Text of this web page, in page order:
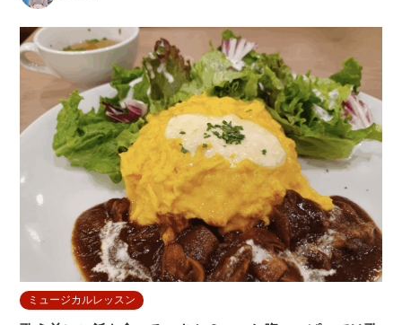
ミュージカルレッスン